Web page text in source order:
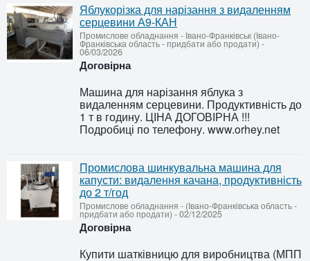
Яблукорізка для нарізання з видаленням
серцевини А9-КАН
Промислове обладнання - Івано-Франківськ (Івано-
Франківська область - придбати або продати) -
06/03/2026
Договірна
Машина для нарізання яблука з
видаленням серцевини. Продуктивність до
1 т в годину. ЦІНА ДОГОВІРНА !!!
Подробиці по телефону. www.orhey.net
Промислова шинкувальна машина для
капусти: видалення качана, продуктивність
до 2 т/год
Промислове обладнання - (Івано-Франківська область -
придбати або продати) -02/12/2025
Договірна
Купити шатківницю для виробництва (МПП